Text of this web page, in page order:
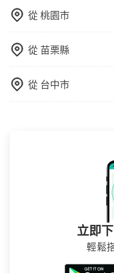
從桃園市
從 苗栗縣
從 台中市
立即
輕鬆